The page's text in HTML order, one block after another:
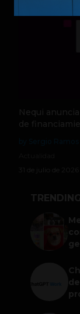
Nequi
de
31 de julio de 2026